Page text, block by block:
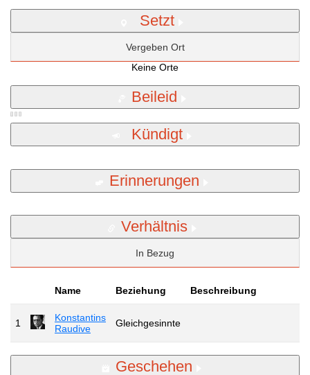
Setzt
Vergeben Ort
Keine Orte
Beileid
Kündigt
Erinnerungen
Verhältnis
In Bezug
Name Beziehung Beschreibung
1
Konstantins
Raudive
Gleichgesinnte
Geschehen